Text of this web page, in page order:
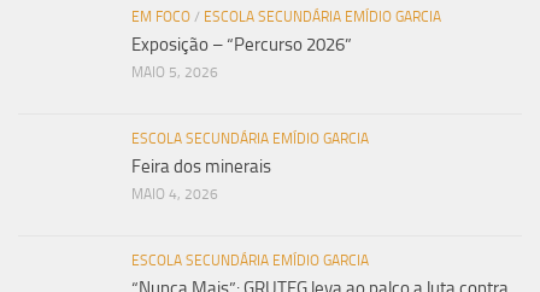
EM FOCO / ESCOLA SECUNDÁRIA EMÍDIO GARCIA
Exposição – “Percurso 2026”
MAIO 5, 2026
ESCOLA SECUNDÁRIA EMÍDIO GARCIA
Feira dos minerais
MAIO 4, 2026
ESCOLA SECUNDÁRIA EMÍDIO GARCIA